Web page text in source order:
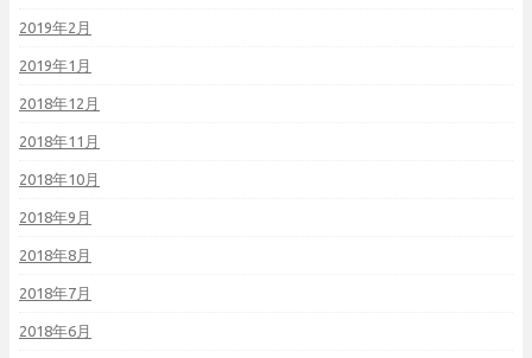
2019年2月
2019年1月
2018年12月
2018年11月
2018年10月
2018年9月
2018年8月
2018年7月
2018年6月